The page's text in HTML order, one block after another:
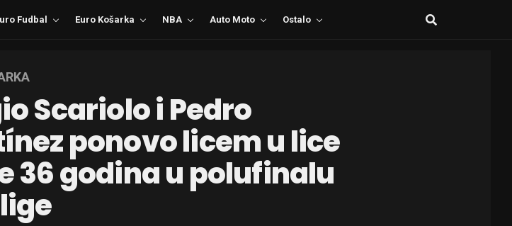
Fudbal Euro Košarka NBA Auto Moto Ostalo
Scariolo i Pedro
ponovo licem u lice
36 godina u polufinalu